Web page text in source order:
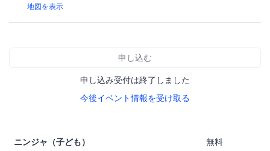
地図を表示
申し込む
申し込み受付は終了しました
今後イベント情報を受け取る
ニンジャ（子ども） 無料